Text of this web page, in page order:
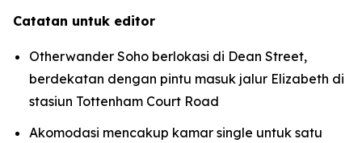
Catatan untuk editor
Otherwander Soho berlokasi di Dean Street,
berdekatan dengan pintu masuk jalur Elizabeth di
stasiun Tottenham Court Road
Akomodasi mencakup kamar single untuk satu